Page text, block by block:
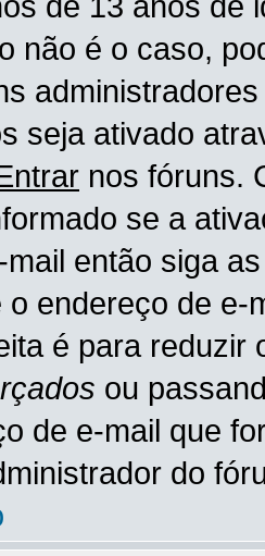
não é o caso,
seja ativado
nos fóruns.
se a
então siga
o endereço de
é para reduzir
ou
de e-mail que
do